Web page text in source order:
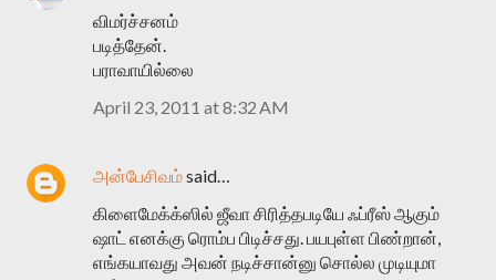
விமர்ச்சனம்
படித்தேன்.
பராவாயில்லை
April 23, 2011 at 8:32 AM
அன்பேசிவம்said…
கிளைமேக்க்ஸில் ஜீவா சிரித்தபடியே ஃப்ரீஸ் ஆகும்
ஷாட் எனக்கு ரொம்ப பிடிச்சது. பயபுள்ள பிண்றான்,
எங்கயாவது அவன் நடிச்சான்னு சொல்ல முடியுமா